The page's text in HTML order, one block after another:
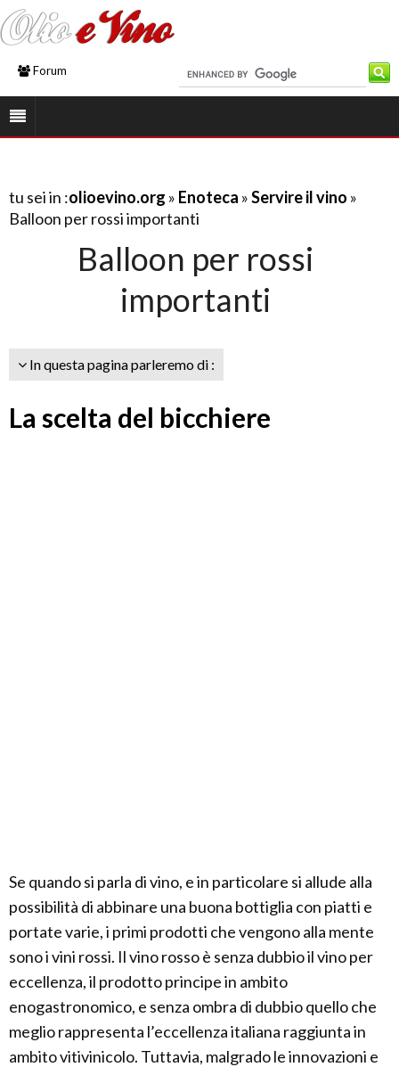
Forum
tu sei in :olioevino.org » Enoteca »Servire il vino »
Balloon per rossi importanti
Balloon per rossi
importanti
In questa pagina parleremo di :
La scelta del bicchiere
Se quando si parla di vino, e in particolare si allude alla
possibilità di abbinare una buona bottiglia con piatti e
portate varie, i primi prodotti che vengono alla mente
sono i vini rossi. Il vino rosso è senza dubbio il vino per
eccellenza, il prodotto principe in ambito
enogastronomico, e senza ombra di dubbio quello che
meglio rappresenta l’eccellenza italiana raggiunta in
ambito vitivinicolo. Tuttavia, malgrado le innovazioni e